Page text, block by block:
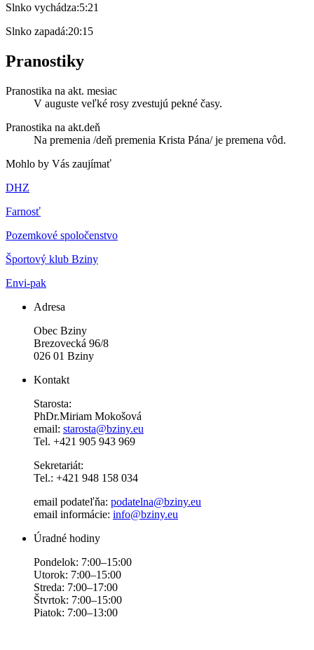
Slnko vychádza:5:21
Slnko zapadá:20:15
Pranostiky
Pranostika na akt. mesiac
V auguste veľké rosy zvestujú pekné časy.
Pranostika na akt.deň
Na premenia /deň premenia Krista Pána/ je premena vôd.
Mohlo by Vás zaujímať
DHZ
Farnosť
Pozemkové spoločenstvo
Športový klub Bziny
Envi-pak
Adresa
Obec Bziny
Brezovecká 96/8
026 01 Bziny
Kontakt
Starosta:
PhDr.Miriam Mokošová
email: starosta@bziny.eu
Tel. +421 905 943 969
Sekretariát:
Tel.: +421 948 158 034
email podateľňa: podatelna@bziny.eu
email informácie: info@bziny.eu
Úradné hodiny
Pondelok: 7:00–15:00
Utorok: 7:00–15:00
Streda: 7:00–17:00
Štvrtok: 7:00–15:00
Piatok: 7:00–13:00